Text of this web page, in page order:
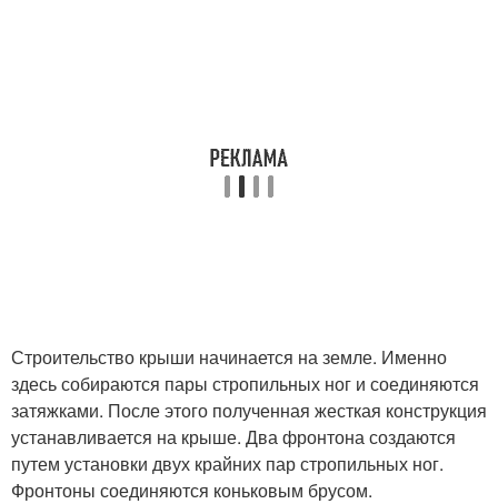
Строительство крыши начинается на земле. Именно
здесь собираются пары стропильных ног и соединяются
затяжками. После этого полученная жесткая конструкция
устанавливается на крыше. Два фронтона создаются
путем установки двух крайних пар стропильных ног.
Фронтоны соединяются коньковым брусом.